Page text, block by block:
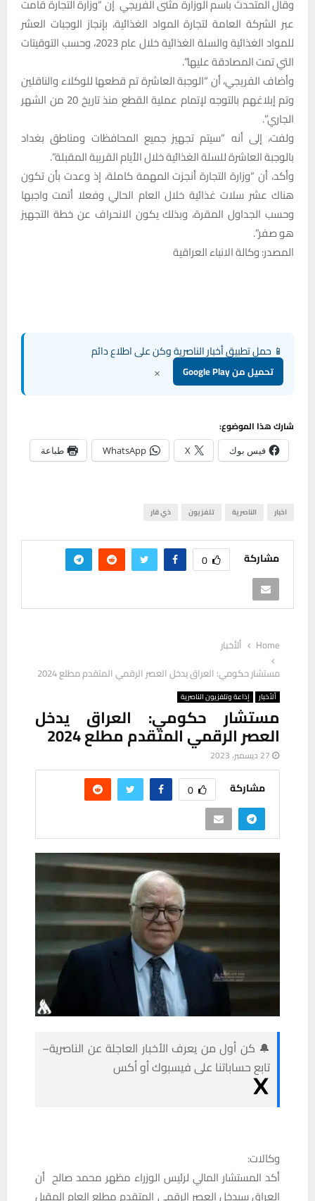
وقال المتحدث باسم الوزارة مثنى الفريجي إن “وزارة التجارة قامت
عبر الشركة العامة لتجارة المواد الغذائية، بإنجاز الوجبات العشر
للمواد الغذائية والسلة الغذائية خلال عام 2023، وحسب التوقيتات
التي تمت المصادقة عليها”.
وأضاف الفريجي، أن “الوجبة العاشرة تم قطعها للوكلاء والناقلين
وتم إبلاغهم بالتوجه لإتمام عملية القطع منذ تاريخ 20 من الشهر
الجاري”.
ولفت، إلى أنه “سيتم تجهيز جميع المحافظات ومناطق بغداد
بالوجبة العاشرة للسلة الغذائية خلال الأيام القريبة المقبلة”.
وأكد، أن “وزارة التجارة أنجزت المهمة كاملة، إذ وعدت بأن تكون
هناك عشر سلات غذائية خلال العام الحالي وفعلا أتمت واجبها
وحسب الجداول المقرة، وبذلك يكون الانحراف عن خطة التجهيز
هو صفر”.
المصدر: وكالة الانباء العراقية
📱 حمل تطبيق أخبار الناصرية وكن على اطلاع دائم
تحميل من Google Play ×
شارك هذا الموضوع:
فيس بوك X
WhatsApp طباعة
اخبار الناصرية تلفزيون ذي قار
مشاركة 0
Home
ألأخبار
مستشار حكومي: العراق يدخل العصر الرقمي المتقدم مطلع 2024
ألأخبار إذاعة وتلفزيون الناصرية
مستشار حكومي: العراق يدخل
العصر الرقمي المتقدم مطلع 2024
27 ديسمبر، 2023
مشاركة 0
🔔 كن أول من يعرف الأخبار العاجلة عن الناصرية–
تابع حساباتنا على فيسبوك أو أكس
وكالات:
أكد المستشار المالي لرئيس الوزراء مظهر محمد صالح أن
العراق سيدخل العصر الرقمي المتقدم مطلع العام المقبل